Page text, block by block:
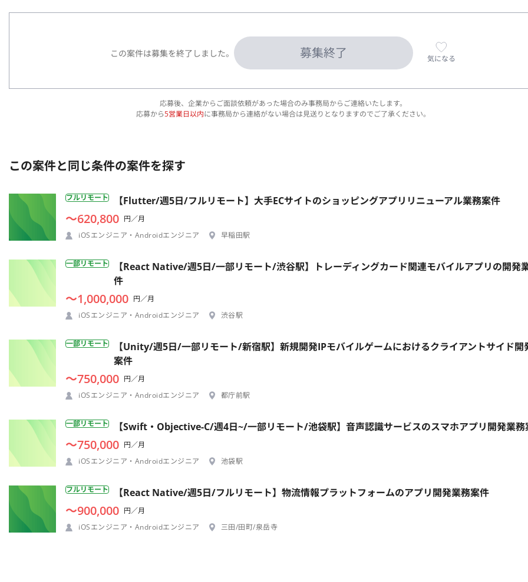
この案件は募集を終了しました。 募集終了 気になる
応募後、企業からご面談依頼があった場合のみ事務局からご連絡いたします。
応募から5営業日以内に事務局から連絡がない場合は見送りとなりますのでご了承ください。
この案件と同じ条件の案件を探す
フルリモート 【Flutter/週5日/フルリモート】大手ECサイトのショッピングアプリリニューアル業務案件
〜620,800 円／月
iOSエンジニア・Androidエンジニア
早稲田駅
一部リモート
【React Native/週5日/一部リモート/渋谷駅】トレーディングカード関連モバイルアプリの開発
件
〜1,000,000 円／月
iOSエンジニア・Androidエンジニア
渋谷駅
一部リモート
【Unity/週5日/一部リモート/新宿駅】新規開発IPモバイルゲームにおけるクライアントサイド開
案件
〜750,000 円／月
iOSエンジニア・Androidエンジニア
都庁前駅
一部リモート 【Swift・Objective-C/週4日~/一部リモート/池袋駅】音声認識サービスのスマホアプリ開発業務
〜750,000 円／月
iOSエンジニア・Androidエンジニア
池袋駅
フルリモート 【React Native/週5日/フルリモート】物流情報プラットフォームのアプリ開発業務案件
〜900,000 円／月
iOSエンジニア・Androidエンジニア
三田/田町/泉岳寺